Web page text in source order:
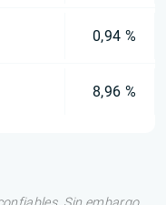
0,94 %
8,96 %